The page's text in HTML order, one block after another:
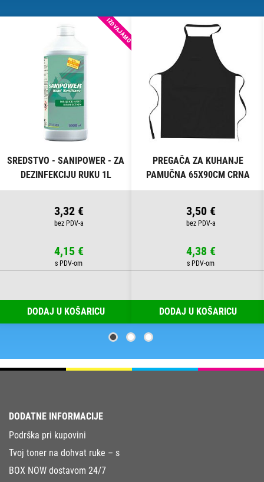
IZDVAJAMO
SREDSTVO - SANIPOWER - ZA
DEZINFEKCIJU RUKU 1L
3,32 €
4,15 €
DODAJ U KOŠARICU
PREGAČA ZA KUHANJE
PAMUČNA 65X90CM CRNA
3,50 €
4,38 €
DODAJ U KOŠARICU
DODATNE INFORMACIJE
Podrška pri kupovini
Tvoj toner na dohvat ruke – s
BOX NOW dostavom 24/7